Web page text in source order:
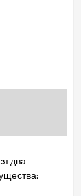
два